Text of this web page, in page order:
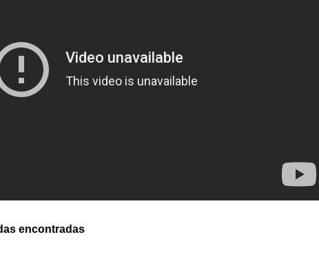
encontradas